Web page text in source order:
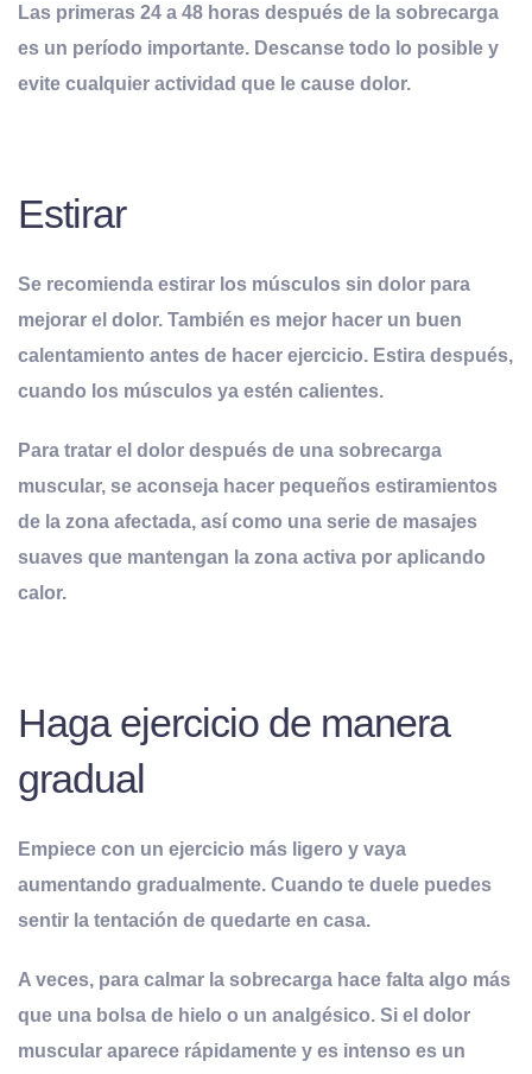
Las primeras 24 a 48 horas después de la sobrecarga
es un período importante. Descanse todo lo posible y
evite cualquier actividad que le cause dolor.
Estirar
Se recomienda estirar los músculos sin dolor para
mejorar el dolor. También es mejor hacer un buen
calentamiento antes de hacer ejercicio. Estira después,
cuando los músculos ya estén calientes.
Para tratar el dolor después de una sobrecarga
muscular, se aconseja hacer pequeños estiramientos
de la zona afectada, así como una serie de masajes
suaves que mantengan la zona activa por aplicando
calor.
Haga ejercicio de manera
gradual
Empiece con un ejercicio más ligero y vaya
aumentando gradualmente. Cuando te duele puedes
sentir la tentación de quedarte en casa.
A veces, para calmar la sobrecarga hace falta algo más
que una bolsa de hielo o un analgésico. Si el dolor
muscular aparece rápidamente y es intenso es un